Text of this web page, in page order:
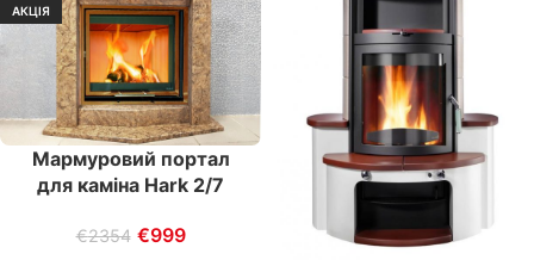
АКЦІЯ
Мармуровий портал
для каміна Hark 2/7
€2354 €999